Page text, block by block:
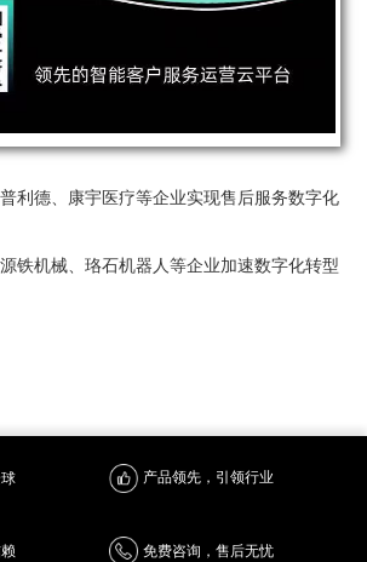
利德、康宇医疗等企业实现售后服务数字化
铁机械、珞石机器人等企业加速数字化转型
产品领先，引领行业
免费咨询，售后无忧